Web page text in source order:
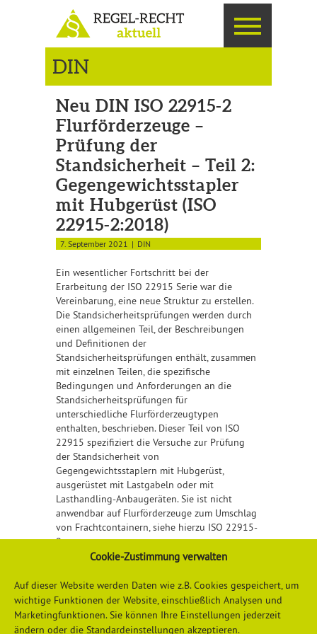
Cookie-Zustimmung verwalten
Auf dieser Website werden Daten wie z.B. Cookies gespeichert, um
wichtige Funktionen der Website, einschließlich Analysen und
Marketingfunktionen. Sie können Ihre Einstellungen jederzeit
ändern oder die Standardeinstellungen akzeptieren.
DIN
Neu DIN ISO 22915-2
Flurförderzeuge –
Prüfung der
Standsicherheit – Teil 2:
Gegengewichtsstapler
mit Hubgerüst (ISO
22915-2:2018)
7. September 2021 DIN
Ein wesentlicher Fortschritt bei der
Erarbeitung der ISO 22915 Serie war die
Vereinbarung, eine neue Struktur zu erstellen.
Die Standsicherheitsprüfungen werden durch
einen allgemeinen Teil, der Beschreibungen
und Definitionen der
Standsicherheitsprüfungen enthält, zusammen
mit einzelnen Teilen, die spezifische
Bedingungen und Anforderungen an die
Standsicherheitsprüfungen für
unterschiedliche Flurförderzeugtypen
enthalten, beschrieben. Dieser Teil von ISO
22915 spezifiziert die Versuche zur Prüfung
der Standsicherheit von
Gegengewichtsstaplern mit Hubgerüst,
ausgerüstet mit Lastgabeln oder mit
Lasthandling-Anbaugeräten. Sie ist nicht
anwendbar auf Flurförderzeuge zum Umschlag
von Frachtcontainern, siehe hierzu ISO 22915-
9.